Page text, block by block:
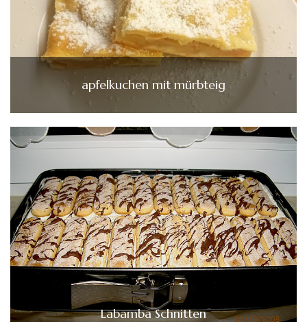
apfelkuchen mit mürbteig
Labamba Schnitten